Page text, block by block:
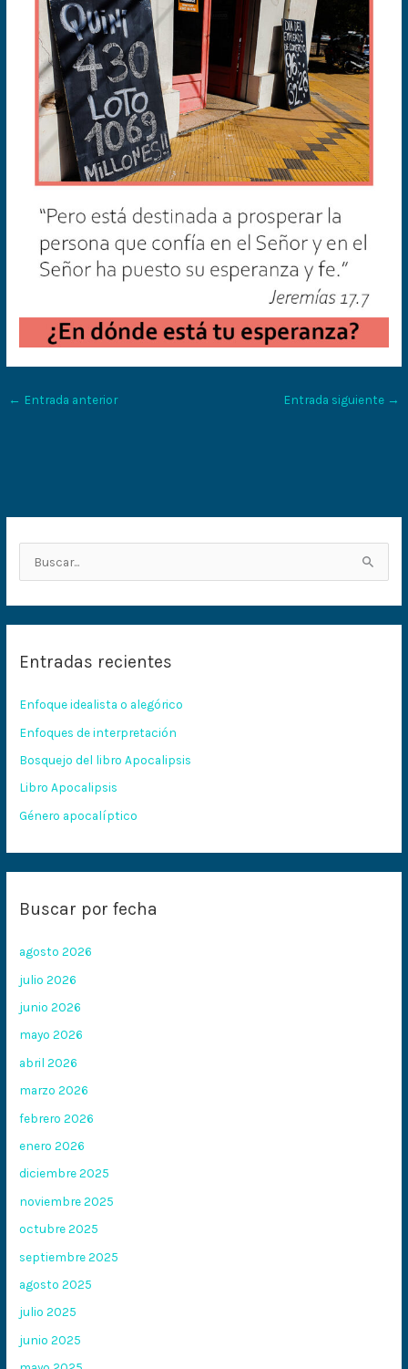
← Entrada anterior Entrada siguiente →
a
p
o
r
:
Entradas recientes
Enfoque idealista o alegórico
Enfoques de interpretación
Bosquejo del libro Apocalipsis
Libro Apocalipsis
Género apocalíptico
Buscar por fecha
agosto 2026
julio 2026
junio 2026
mayo 2026
abril 2026
marzo 2026
febrero 2026
enero 2026
diciembre 2025
noviembre 2025
octubre 2025
septiembre 2025
agosto 2025
julio 2025
junio 2025